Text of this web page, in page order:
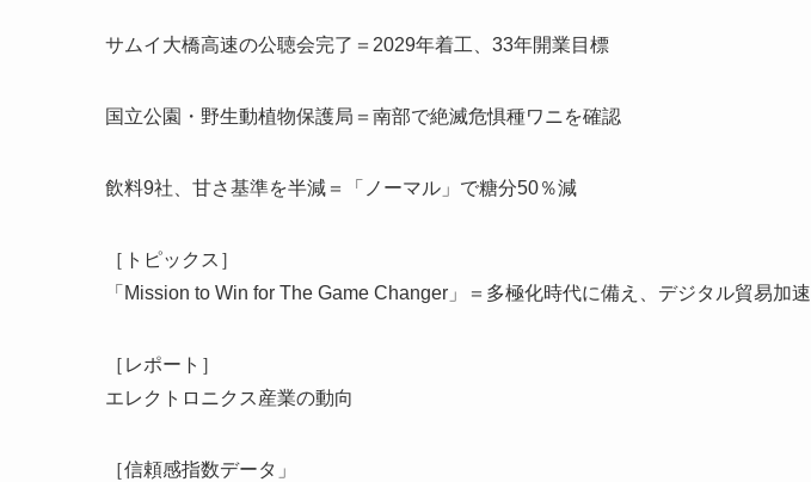
サムイ大橋高速の公聴会完了＝2029年着工、33年開業目標
国立公園・野生動植物保護局＝南部で絶滅危惧種ワニを確認
飲料9社、甘さ基準を半減＝「ノーマル」で糖分50％減
［トピックス］
「Mission to Win for The Game Changer」＝多極化時代に備え、デジタル貿易加速
［レポート］
エレクトロニクス産業の動向
［信頼感指数データ」